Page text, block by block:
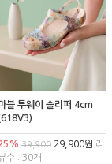
블 투웨이 슬리퍼 4cm
39,90029,900원 리
수 : 30개